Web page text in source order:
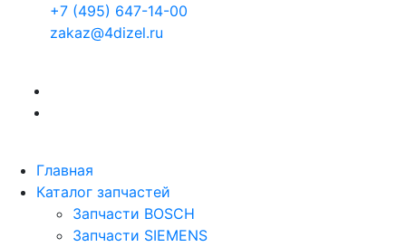
+7 (495) 647-14-00
zakaz@4dizel.ru
Главная
Каталог запчастей
Запчасти BOSCH
Запчасти SIEMENS